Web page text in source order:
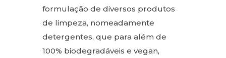
formulação de diversos produtos
de limpeza, nomeadamente
detergentes, que para além de
100% biodegradáveis e vegan,